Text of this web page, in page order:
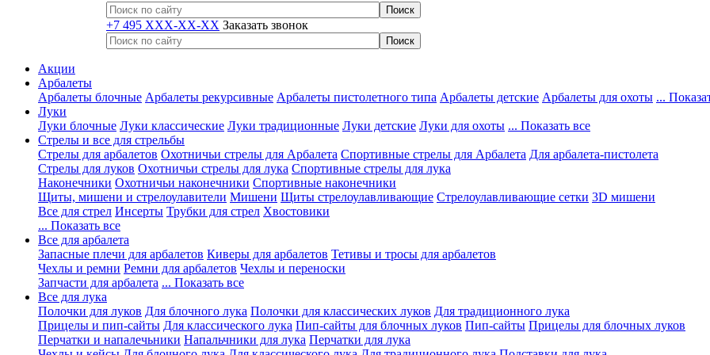
+7 495 XXX-XX-XX Заказать звонок
Акции
Арбалеты
Арбалеты блочные Арбалеты рекурсивные Арбалеты пистолетного типа Арбалеты детские Арбалеты для охоты ...
Луки
Луки блочные Луки классические Луки традиционные Луки детские Луки для охоты ... Показать все
Стрелы и все для стрельбы
Стрелы для арбалетов Охотничьи стрелы для Арбалета Спортивные стрелы для Арбалета Для арбалета-пистолета
Стрелы для луков Охотничьи стрелы для лука Спортивные стрелы для лука
Наконечники Охотничьи наконечники Спортивные наконечники
Щиты, мишени и стрелоулавители Мишени Щиты стрелоулавливающие Стрелоулавливающие сетки 3D мишени
Все для стрел Инсерты Трубки для стрел Хвостовики
... Показать все
Все для арбалета
Запасные плечи для арбалетов Киверы для арбалетов Тетивы и тросы для арбалетов
Чехлы и ремни Ремни для арбалетов Чехлы и переноски
Запчасти для арбалета ... Показать все
Все для лука
Полочки для луков Для блочного лука Полочки для классических луков Для традиционного лука
Прицелы и пип-сайты Для классического лука Пип-сайты для блочных луков Пип-сайты Прицелы для блочных луков
Перчатки и напалечьники Напальчники для лука Перчатки для лука